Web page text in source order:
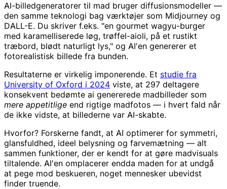
AI-billedgeneratorer til mad bruger diffusionsmodeller —
den samme teknologi bag værktøjer som Midjourney og
DALL-E. Du skriver f.eks. "en gourmet wagyu-burger
med karamelliserede løg, trøffel-aioli, på et rustikt
træbord, blødt naturligt lys," og AI'en genererer et
fotorealistisk billede fra bunden.
Resultaterne er virkelig imponerende. Et studie fra
University of Oxford i 2024 viste, at 297 deltagere
konsekvent bedømte ai genererede madbilleder som
mere appetitlige end rigtige madfotos — i hvert fald når
de ikke vidste, at billederne var AI-skabte.
Hvorfor? Forskerne fandt, at AI optimerer for symmetri,
glansfuldhed, ideel belysning og farvemætning — alt
sammen funktioner, der er kendt for at gøre madvisuals
tiltalende. AI'en omplacerer endda maden for at undgå
at pege mod beskueren, noget mennesker ubevidst
finder truende.